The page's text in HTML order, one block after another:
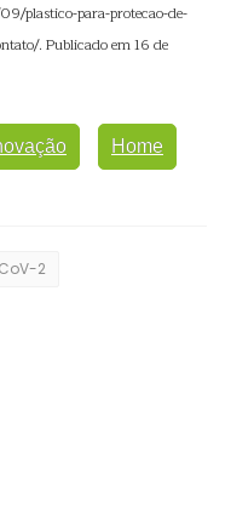
plastico-para-protecao-de-
. Publicado em 16 de
Home
2